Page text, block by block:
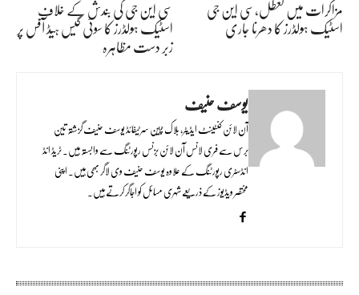
سی این جی کی بندش کے خلاف
اسٹیک ہولڈرز کا سوئی گیس ہیڈ آفس پر
زبر دست مظاہرہ
مزاکرات میں تعطل،سی این جی
اسٹیک ہولڈرز کا دھرنا جاری
یوسف حنیف
آن لائن کنٹینٹ ایڈیٹر، بلاک چین سرٹیفائڈ یوسف حنیف گزشتہ تین
برس سے فری لانس آن لائن بزنس رپورٹنگ سے وابستہ ہیں۔ ٹریڈ انڈ
انڈسٹری رپورٹنگ کے علاوہ یوسف حنیف وی لاگر بھی ہیں۔ اپنی
مختصر ویڈیوز کے ذریعے شہری مسائل کو اجاگر کرتے ہیں۔